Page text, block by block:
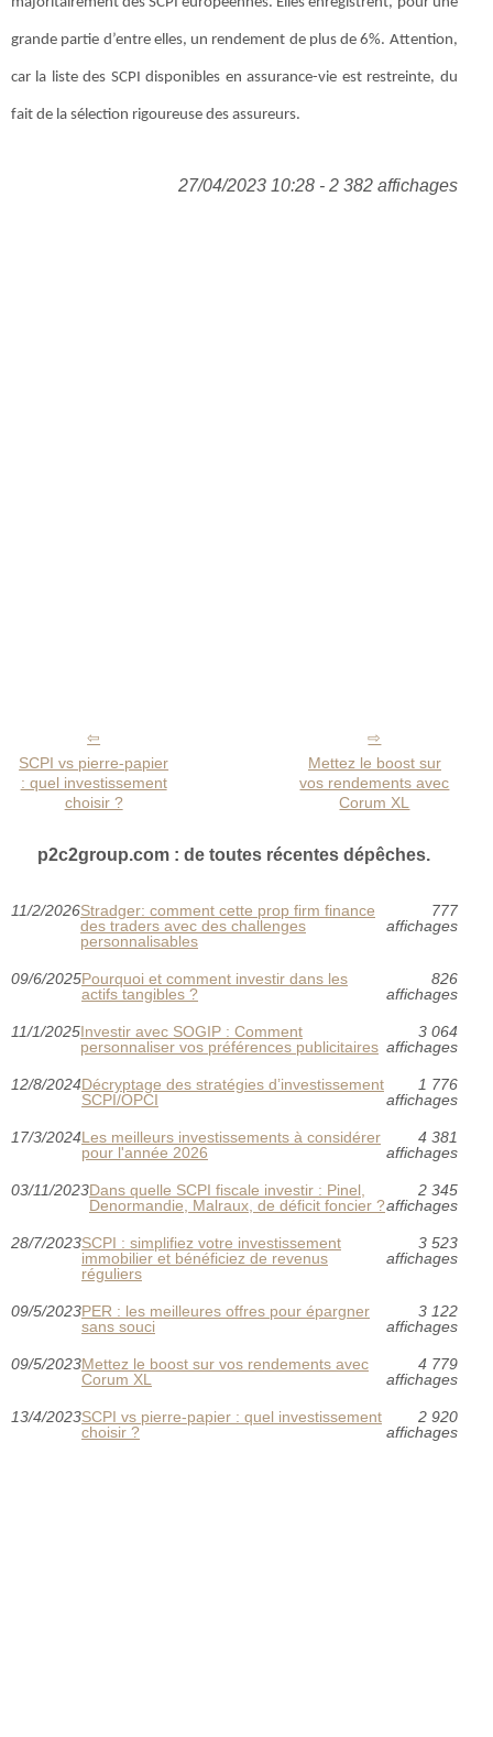
grande partie d’entre elles, un rendement de plus de 6%. Attention,
car la liste des SCPI disponibles en assurance-vie est restreinte, du
fait de la sélection rigoureuse des assureurs.
27/04/2023 10:28 - 2 382 affichages
SCPI vs pierre-papier
: quel investissement
choisir ?
Mettez le boost sur
vos rendements avec
Corum XL
p2c2group.com : de toutes récentes dépêches.
11/2/2026Stradger: comment cette prop firm finance
des traders avec des challenges
personnalisables
777
affichages
09/6/2025Pourquoi et comment investir dans les
actifs tangibles ?
826
affichages
11/1/2025Investir avec SOGIP : Comment
personnaliser vos préférences publicitaires
3 064
affichages
12/8/2024Décryptage des stratégies d’investissement
SCPI/OPCI
1 776
affichages
17/3/2024Les meilleurs investissements à considérer
pour l'année 2026
4 381
affichages
03/11/2023Dans quelle SCPI fiscale investir : Pinel,
Denormandie, Malraux, de déficit foncier ?
2 345
affichages
28/7/2023SCPI : simplifiez votre investissement
immobilier et bénéficiez de revenus
réguliers
3 523
affichages
09/5/2023PER : les meilleures offres pour épargner
sans souci
3 122
affichages
09/5/2023Mettez le boost sur vos rendements avec
Corum XL
4 779
affichages
13/4/2023SCPI vs pierre-papier : quel investissement
choisir ?
2 920
affichages